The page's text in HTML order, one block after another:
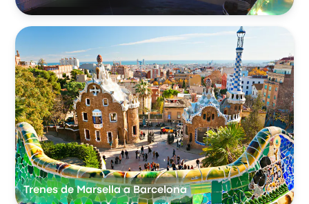
Trenes de Marsella a Barcelona